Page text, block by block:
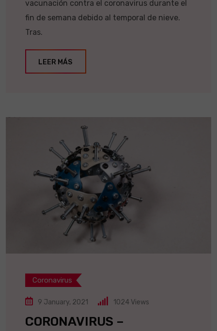
vacunación contra el coronavirus durante el
fin de semana debido al temporal de nieve.
Tras.
LEER MÁS
Coronavirus
9 January, 2021 1024 Views
CORONAVIRUS –